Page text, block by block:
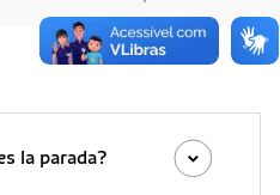
la parada?